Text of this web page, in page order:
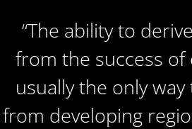
“The ability to
from the success of
usually the only
from developing